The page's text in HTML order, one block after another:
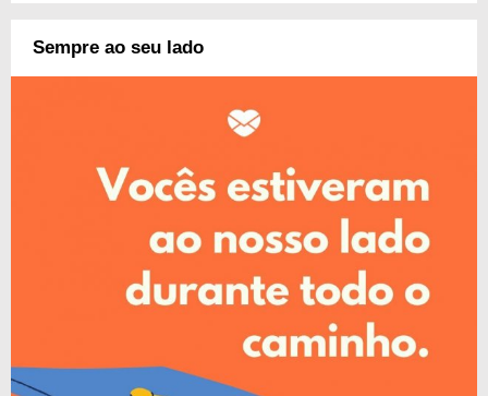
Sempre ao seu lado